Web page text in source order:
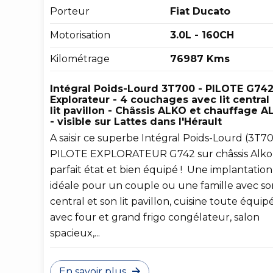
Porteur Fiat Ducato
Motorisation 3.0L - 160CH
Kilométrage 76987 Kms
Intégral Poids-Lourd 3T700 - PILOTE G742
Explorateur - 4 couchages avec lit central
lit pavillon - Châssis ALKO et chauffage
- visible sur Lattes dans l'Hérault
A saisir ce superbe Intégral Poids-Lourd
PILOTE EXPLORATEUR G742 sur châssis
parfait état et bien équipé ! Une implantation
idéale pour un couple ou une famille avec
central et son lit pavillon, cuisine toute
avec four et grand frigo congélateur, salon
spacieux,...